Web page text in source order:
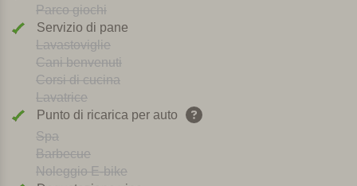
Parco giochi
Servizio di pane
Lavastoviglie
Cani benvenuti
Corsi di cucina
Lavatrice
Punto di ricarica per auto
Spa
Barbecue
Noleggio E-bike